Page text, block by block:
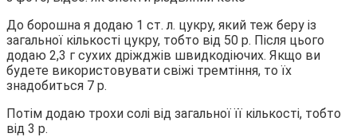
До борошна я додаю 1 ст. л. цукру, який теж беру із
загальної кількості цукру, тобто від 50 р. Після цього
додаю 2,3 г сухих дріжджів швидкодіючих. Якщо ви
будете використовувати свіжі тремтіння, то їх
знадобиться 7 р.
Потім додаю трохи солі від загальної її кількості, тобто
від 3 р.